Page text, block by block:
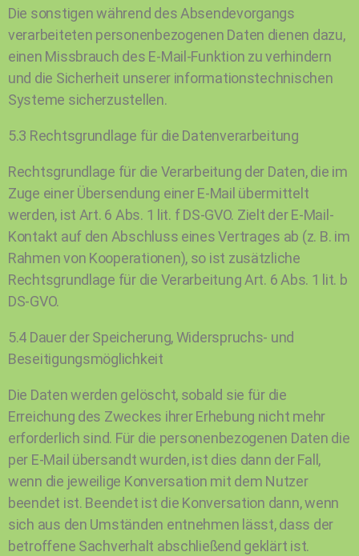
Die sonstigen während des Absendevorgangs
verarbeiteten personenbezogenen Daten dienen dazu,
einen Missbrauch des E-Mail-Funktion zu verhindern
und die Sicherheit unserer informationstechnischen
Systeme sicherzustellen.
5.3 Rechtsgrundlage für die Datenverarbeitung
Rechtsgrundlage für die Verarbeitung der Daten, die im
Zuge einer Übersendung einer E-Mail übermittelt
werden, ist Art. 6 Abs. 1 lit. f DS-GVO. Zielt der E-Mail-
Kontakt auf den Abschluss eines Vertrages ab (z. B. im
Rahmen von Kooperationen), so ist zusätzliche
Rechtsgrundlage für die Verarbeitung Art. 6 Abs. 1 lit. b
DS-GVO.
5.4 Dauer der Speicherung, Widerspruchs- und
Beseitigungsmöglichkeit
Die Daten werden gelöscht, sobald sie für die
Erreichung des Zweckes ihrer Erhebung nicht mehr
erforderlich sind. Für die personenbezogenen Daten die
per E-Mail übersandt wurden, ist dies dann der Fall,
wenn die jeweilige Konversation mit dem Nutzer
beendet ist. Beendet ist die Konversation dann, wenn
sich aus den Umständen entnehmen lässt, dass der
betroffene Sachverhalt abschließend geklärt ist.